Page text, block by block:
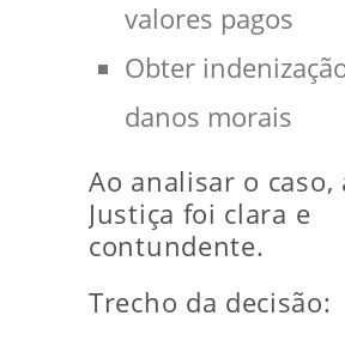
valores pagos
Obter
danos morais
Ao analisar o caso,
Justiça foi clara e
contundente.
Trecho da decisão: